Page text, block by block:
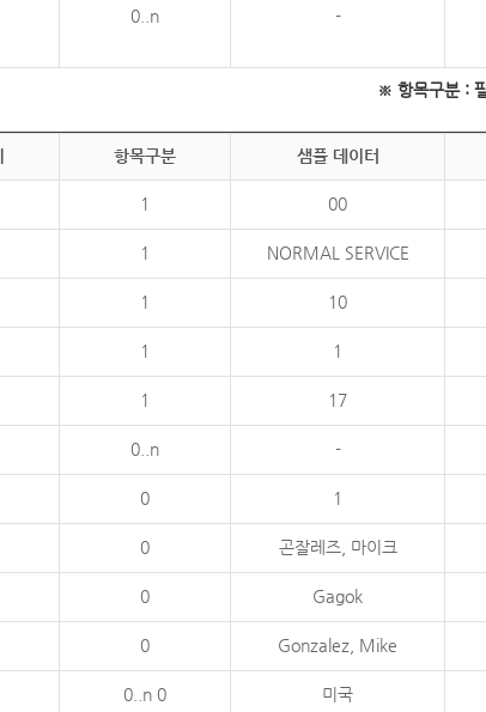
0..n -
※ 항목구분 :
항목구분 샘플 데이터
1 00
1 NORMAL SERVICE
1 10
1 1
1 17
0..n -
0 1
0 곤잘레즈, 마이크
0 Gagok
0 Gonzalez, Mike
0..n 0 미국